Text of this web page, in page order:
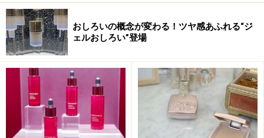
革新的な毛髪浸透テクノロジーで、うるお
いが長時間持続
「TSUBAKI プレミアムリペアマスク」の開発には、世界
最先端の研究施設での新発見が関係しています。この施
設にある世界に3台しかないという測定機器で、髪内部
の美容成分の通り道（＝CMC）の幅を測定。ダメージを
受けた髪は「CMC」の幅が狭くなることが、世界で初め
おしろいの概念が変わる！ツヤ感あふれる“ジ
ェルおしろい”登場